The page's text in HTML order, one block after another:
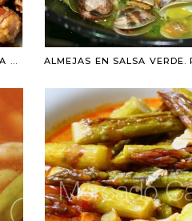
2 PREPARACIONES FACILÍSIMAS, TORTILLA DE LECHUGA Y SALCHICHAS CON MOSTAZA Y LIMÓN